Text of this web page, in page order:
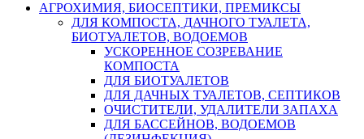
АГРОХИМИЯ, БИОСЕПТИКИ, ПРЕМИКСЫ
ДЛЯ КОМПОСТА, ДАЧНОГО ТУАЛЕТА,
БИОТУАЛЕТОВ, ВОДОЕМОВ
УСКОРЕННОЕ СОЗРЕВАНИЕ
КОМПОСТА
ДЛЯ БИОТУАЛЕТОВ
ДЛЯ ДАЧНЫХ ТУАЛЕТОВ, СЕПТИКОВ
ОЧИСТИТЕЛИ, УДАЛИТЕЛИ ЗАПАХА
ДЛЯ БАССЕЙНОВ, ВОДОЕМОВ